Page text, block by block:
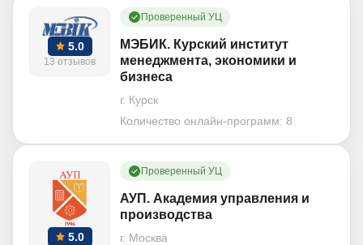
5.0
13 отзывов
Проверенный УЦ
МЭБИК. Курский институт
менеджмента, экономики и
бизнеса
г. Курск
Количество онлайн-программ: 8
5.0
Проверенный УЦ
АУП. Академия управления и
производства
г. Москва